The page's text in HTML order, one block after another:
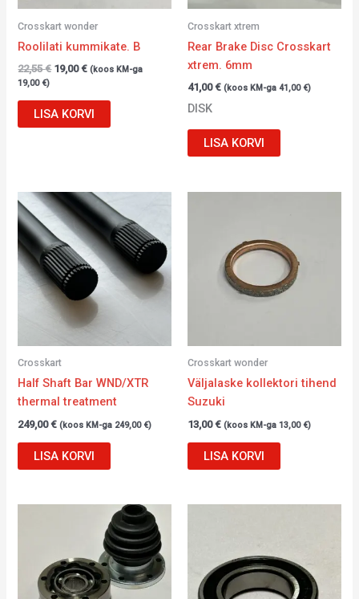
Crosskart wonder
Roolilati kummikate. B
22,55€ 19,00€ (koos KM-ga
19,00 €)
LISA KORVI
Crosskart xtrem
Rear Brake Disc Crosskart
xtrem. 6mm
41,00€ (koos KM-ga 41,00 €)
DISK
LISA KORVI
Crosskart
Half Shaft Bar WND/XTR
thermal treatment
249,00€ (koos KM-ga 249,00 €)
LISA KORVI
Crosskart wonder
Väljalaske kollektori tihend
Suzuki
13,00€ (koos KM-ga 13,00 €)
LISA KORVI